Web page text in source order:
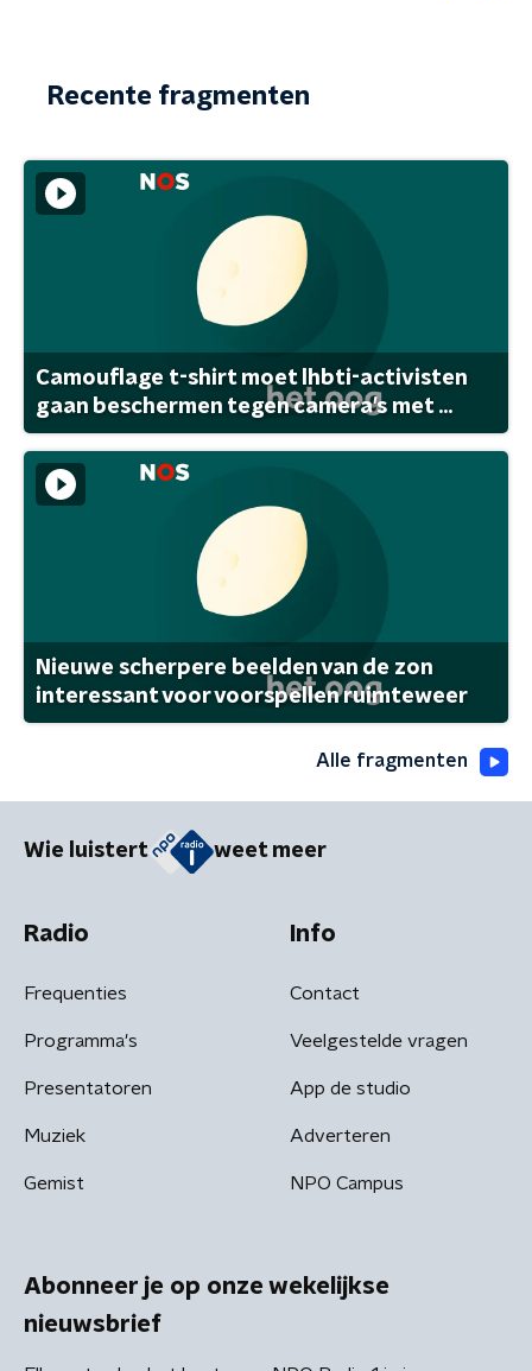
Recente fragmenten
Camouflage t-shirt moet lhbti-activisten
gaan beschermen tegen camera's met ...
Nieuwe scherpere beelden van de zon
interessant voor voorspellen ruimteweer
Alle fragmenten
Wie luistert weet meer
Radio
Frequenties
Programma's
Presentatoren
Muziek
Gemist
Info
Contact
Veelgestelde vragen
App de studio
Adverteren
NPO Campus
Abonneer je op onze wekelijkse
nieuwsbrief